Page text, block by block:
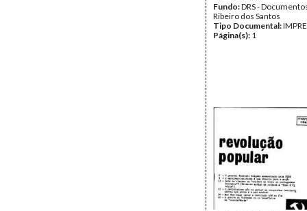
Fundo:DRS -
Ribeiro dos Santos
Tipo Documental:
Página(s): 1